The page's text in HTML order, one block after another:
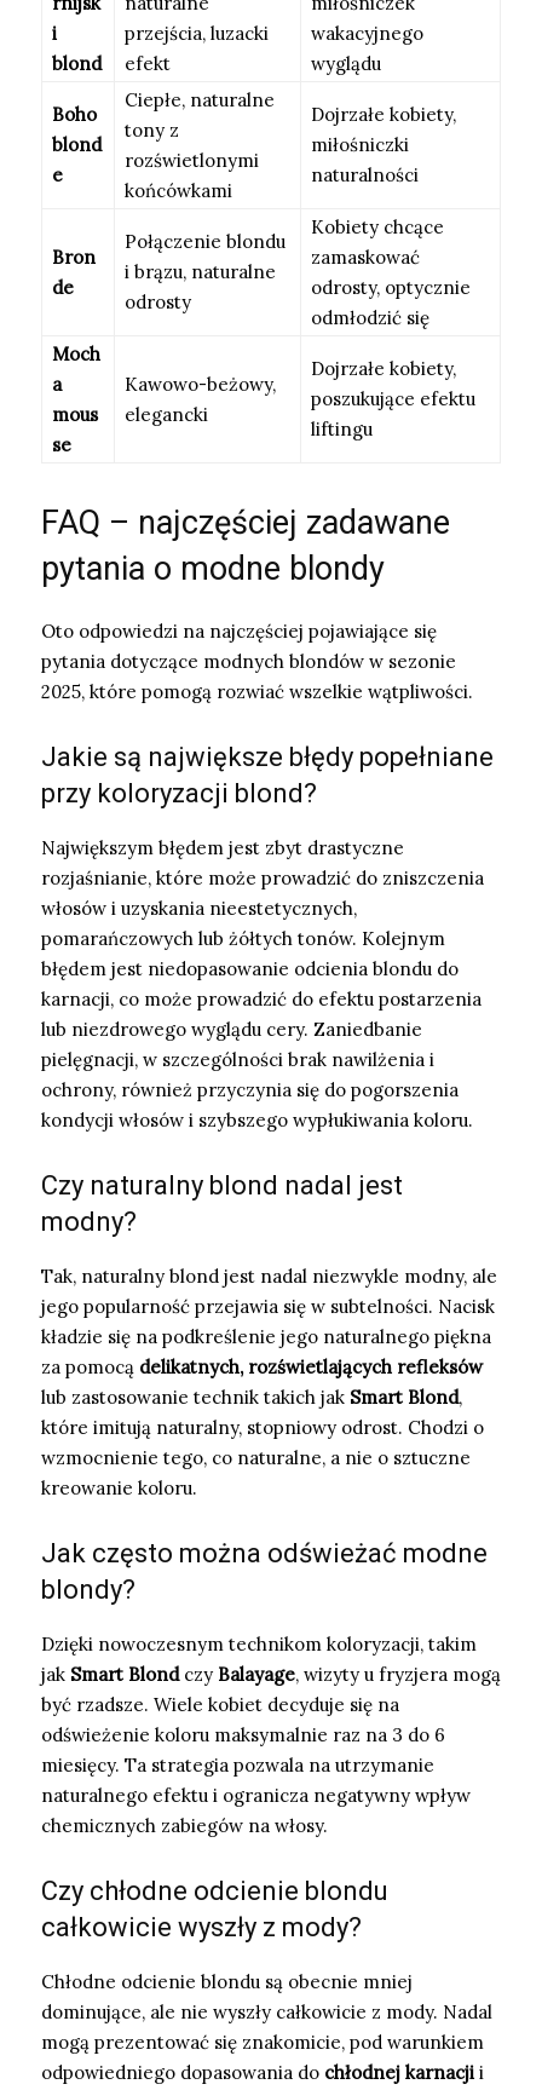
i
blond
przejścia, luzacki
efekt
wakacyjnego
wyglądu
Boho
blond
e
Ciepłe, naturalne
tony z
rozświetlonymi
końcówkami
Dojrzałe kobiety,
miłośniczki
naturalności
Bron
de
Połączenie blondu
i brązu, naturalne
odrosty
Kobiety chcące
zamaskować
odrosty, optycznie
odmłodzić się
Moch
a
mous
se
Kawowo-beżowy,
elegancki
Dojrzałe kobiety,
poszukujące efektu
liftingu
FAQ – najczęściej zadawane
pytania o modne blondy
Oto odpowiedzi na najczęściej pojawiające się
pytania dotyczące modnych blondów w sezonie
2025, które pomogą rozwiać wszelkie wątpliwości.
Jakie są największe błędy popełniane
przy koloryzacji blond?
Największym błędem jest zbyt drastyczne
rozjaśnianie, które może prowadzić do zniszczenia
włosów i uzyskania nieestetycznych,
pomarańczowych lub żółtych tonów. Kolejnym
błędem jest niedopasowanie odcienia blondu do
karnacji, co może prowadzić do efektu postarzenia
lub niezdrowego wyglądu cery. Zaniedbanie
pielęgnacji, w szczególności brak nawilżenia i
ochrony, również przyczynia się do pogorszenia
kondycji włosów i szybszego wypłukiwania koloru.
Czy naturalny blond nadal jest
modny?
Tak, naturalny blond jest nadal niezwykle modny, ale
jego popularność przejawia się w subtelności. Nacisk
kładzie się na podkreślenie jego naturalnego piękna
za pomocą delikatnych, rozświetlających refleksów
lub zastosowanie technik takich jak Smart Blond,
które imitują naturalny, stopniowy odrost. Chodzi o
wzmocnienie tego, co naturalne, a nie o sztuczne
kreowanie koloru.
Jak często można odświeżać modne
blondy?
Dzięki nowoczesnym technikom koloryzacji, takim
jak Smart Blondczy Balayage, wizyty u fryzjera mogą
być rzadsze. Wiele kobiet decyduje się na
odświeżenie koloru maksymalnie raz na 3 do 6
miesięcy. Ta strategia pozwala na utrzymanie
naturalnego efektu i ogranicza negatywny wpływ
chemicznych zabiegów na włosy.
Czy chłodne odcienie blondu
całkowicie wyszły z mody?
Chłodne odcienie blondu są obecnie mniej
dominujące, ale nie wyszły całkowicie z mody. Nadal
mogą prezentować się znakomicie, pod warunkiem
odpowiedniego dopasowania do chłodnej karnacji i